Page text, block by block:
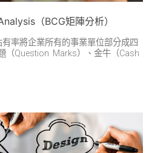
（BCG矩陣分析）
率將企業所有的事業單位部分成四
（Question Marks）、金牛（Cash